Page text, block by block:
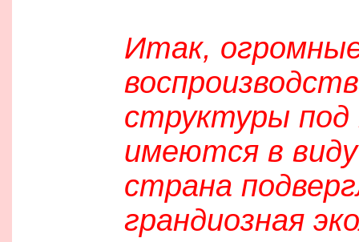
Итак,
структуры под
имеются в
страна
грандиозная